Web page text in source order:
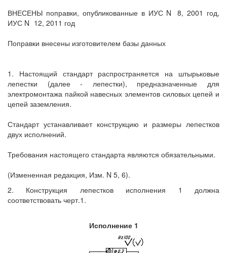
ВНЕСЕНЫ поправки, опубликованные в ИУС N
8, 2001 год,
ИУС N 12, 2011 год
Поправки внесены изготовителем базы данных
1. Настоящий стандарт распространяется на штырьковые
лепестки (далее - лепестки), предназначенные для
электромонтажа пайкой навесных элементов силовых цепей и
цепей заземления.
Стандарт устанавливает конструкцию и размеры лепестков
двух исполнений.
Требования настоящего стандарта являются обязательными.
(Измененная редакция, Изм. N 5, 6).
2. Конструкция лепестков исполнения 1 должна
соответствовать черт.1.
Исполнение 1